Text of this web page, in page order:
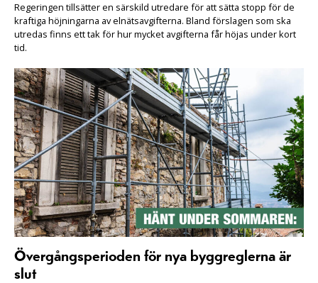
Regeringen tillsätter en särskild utredare för att sätta stopp för de
kraftiga höjningarna av elnätsavgifterna. Bland förslagen som ska
utredas finns ett tak för hur mycket avgifterna får höjas under kort
tid.
Övergångsperioden för nya byggreglerna är
slut